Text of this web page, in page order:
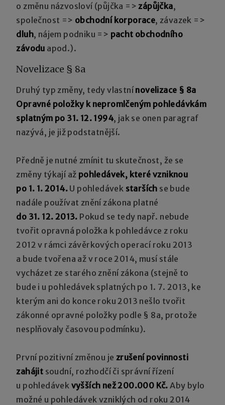
o změnu názvosloví (půjčka =>zápůjčka,
společnost => obchodní korporace, závazek =>
dluh, nájem podniku => pacht obchodního
závodu apod.).
Novelizace § 8a
Druhý typ změny, tedy vlastní novelizace § 8a
Opravné položky k nepromlčeným pohledávkám
splatným po 31. 12. 1994, jak se onen paragraf
nazývá, je již podstatnější.
Předně je nutné zmínit tu skutečnost, že se
změny týkají až pohledávek, které vzniknou
po 1. 1. 2014. U pohledávek starších se bude
nadále používat znění zákona platné
do 31. 12. 2013. Pokud se tedy např. nebude
tvořit opravná položka k pohledávce z roku
2012 v rámci závěrkových operací roku 2013
a bude tvořena až v roce 2014, musí stále
vycházet ze starého znění zákona (stejně to
bude i u pohledávek splatných po 1. 7. 2013, ke
kterým ani do konce roku 2013 nešlo tvořit
zákonné opravné položky podle § 8a, protože
nesplňovaly časovou podmínku).
První pozitivní změnou je zrušení povinnosti
zahájit soudní, rozhodčí či správní řízení
u pohledávek vyšších než 200.000 Kč. Aby bylo
možné u pohledávek vzniklých od roku 2014